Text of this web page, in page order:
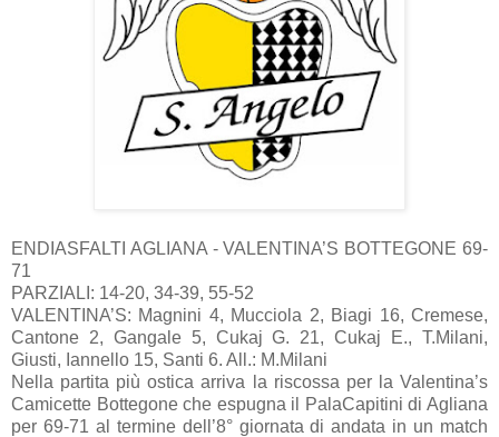
ENDIASFALTI AGLIANA - VALENTINA’S BOTTEGONE 69-
71
PARZIALI: 14-20, 34-39, 55-52
VALENTINA’S: Magnini 4, Mucciola 2, Biagi 16, Cremese,
Cantone 2, Gangale 5, Cukaj G. 21, Cukaj E., T.Milani,
Giusti, Iannello 15, Santi 6. All.: M.Milani
Nella partita più ostica arriva la riscossa per la Valentina’s
Camicette Bottegone che espugna il PalaCapitini di Agliana
per 69-71 al termine dell’8° giornata di andata in un match